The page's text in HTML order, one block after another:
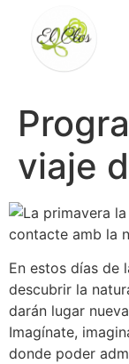
viaje
En estos días de
descubrir la
darán lugar
Imagínate,
donde poder